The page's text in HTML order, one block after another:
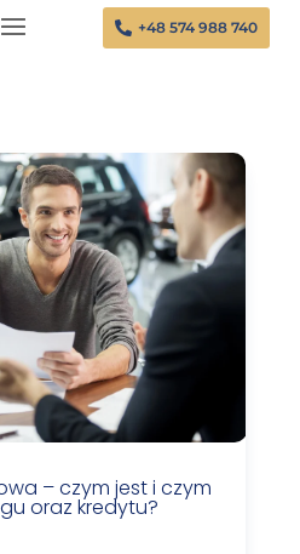
+48 574 988 740
– czym jest i czym
oraz kredytu?